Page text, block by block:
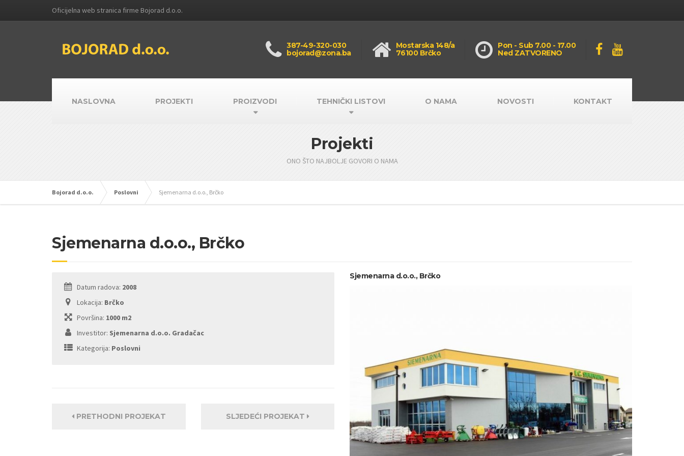
Oficijelna web stranica firme Bojorad d.o.o.
387-49-320-030
bojorad@zona.ba
Mostarska 148/a
76100 Brčko
Pon - Sub 7.00 - 17.00
Ned ZATVORENO
NASLOVNA PROJEKTI PROIZVODI TEHNIČKI LISTOVI O NAMA NOVOSTI KONTAKT
Projekti
ONO ŠTO NAJBOLJE GOVORI O NAMA
Bojorad d.o.o. Poslovni Sjemenarna d.o.o., Brčko
Sjemenarna d.o.o., Brčko
Datum radova: 2008
Lokacija: Brčko
Površina: 1000 m2
Investitor: Sjemenarna d.o.o. Gradačac
Kategorija: Poslovni
PRETHODNI PROJEKAT SLJEDEĆI PROJEKAT
Sjemenarna d.o.o., Brčko